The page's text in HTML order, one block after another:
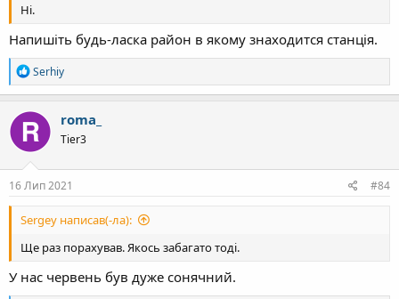
Ні.
Напишіть будь-ласка район в якому знаходится станція.
Р
е
а
к
ц
і
ї
:
Serhiy
roma_
Tier3
16 Лип 2021 #84
Sergey написав(-ла):
Ще раз порахував. Якось забагато тоді.
У нас червень був дуже сонячний.